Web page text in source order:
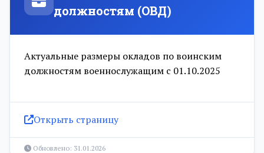
должностям (ОВД)
Актуальные размеры окладов по воинским
должностям военнослужащим с 01.10.2025
Открыть страницу
Обновлено: 31.01.2026